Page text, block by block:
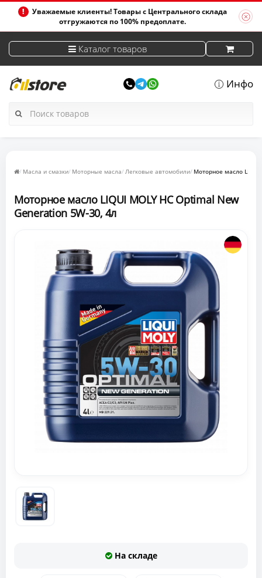
Уважаемые клиенты! Товары с Центрального склада
отгружаются по 100% предоплате.
Каталог товаров
Инфо
Масла и смазки Моторные масла Легковые автомобили Моторное масло
Моторное масло LIQUI MOLY НС Optimal New
Generation 5W-30, 4л
На складе